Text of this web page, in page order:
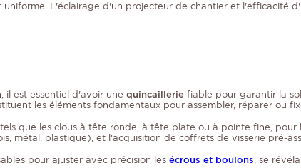
L'éclairage d'un projecteur de chantier et l'efficacité
il est essentiel d'avoir une quincailleriefiable pour garantir la
les éléments fondamentaux pour assembler, réparer ou
que les clous à tête ronde, à tête plate ou à pointe fine,
métal, plastique), et l'acquisition de coffrets de visserie pré-
pour ajuster avec précision les écrous et boulons, se